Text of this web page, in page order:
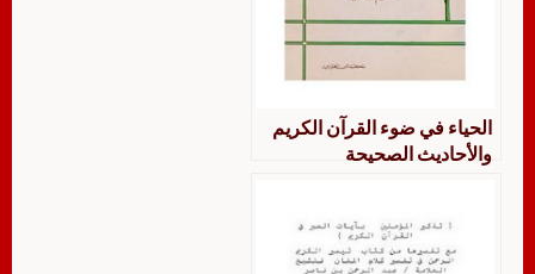
الحياء في ضوء القرآن الكريم
والأحاديث الصحيحة